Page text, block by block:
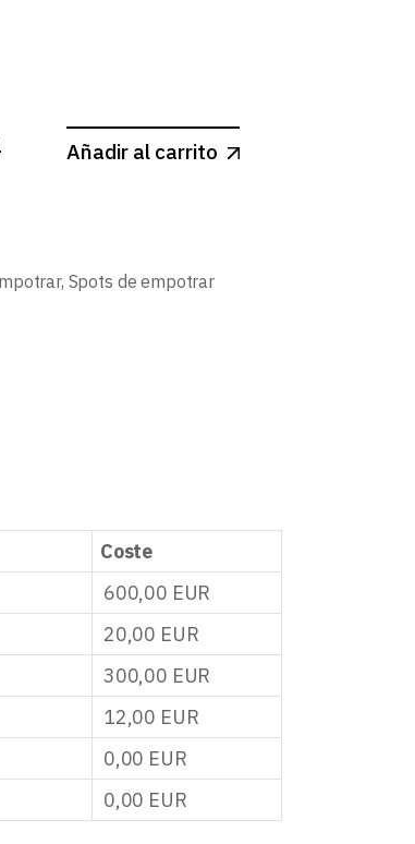
CONCAVO NEGRO MATE Ø100mm LED
Añadir al carrito
, Spots de empotrar
Coste
600,00 EUR
20,00 EUR
300,00 EUR
12,00 EUR
0,00 EUR
0,00 EUR